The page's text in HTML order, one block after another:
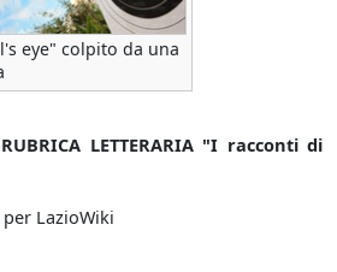
eye" colpito da una
RUBRICA LETTERARIA "I racconti di
per LazioWiki